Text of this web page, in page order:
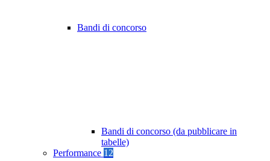
Bandi di concorso
Bandi di concorso (da pubblicare in
tabelle)
Performance 12